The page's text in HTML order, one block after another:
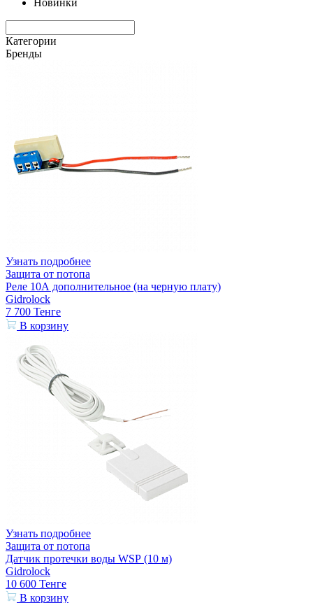
Новинки
Категории
Бренды
Узнать подробнее
Защита от потопа
Реле 10А дополнительное (на черную плату)
Gidrolock
7 700 Тенге
В корзину
Узнать подробнее
Защита от потопа
Датчик протечки воды WSР (10 м)
Gidrolock
10 600 Тенге
В корзину